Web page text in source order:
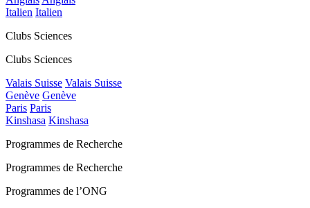
Italien Italien
Clubs Sciences
Clubs Sciences
Valais Suisse Valais Suisse
Genève Genève
Paris Paris
Kinshasa Kinshasa
Programmes de Recherche
Programmes de Recherche
Programmes de l’ONG